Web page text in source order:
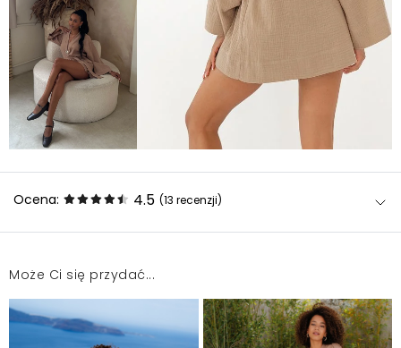
Ocena: 4.5 (13 recenzji)
Agnieszka
2025-06-11
Może Ci się przydać...